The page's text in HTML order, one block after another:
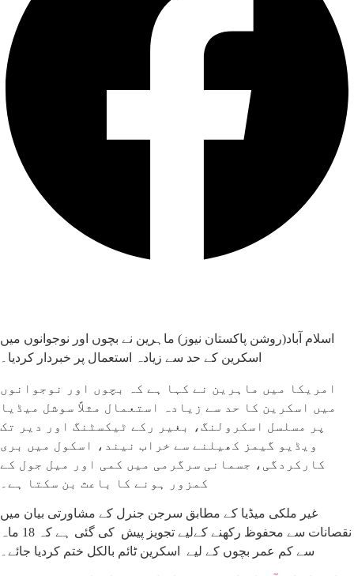
اسلام آباد(روشن پاکستان نیوز) ماہرین نے بچوں اور نوجوانوں میں
اسکرین کے حد سے زیادہ استعمال پر خبردار کردیا۔
امریکا میں ماہرین نے کہا ہے کہ بچوں اور نوجوانوں
میں اسکرین کا حد سے زیادہ استعمال مثلاً سوشل میڈیا
پر مسلسل اسکرولنگ، بغیر رکے ٹیکسٹنگ اور دیر تک
ویڈیو گیمز کھیلنے سے خراب نیند، اسکول میں بری
کارکردگی، جسمانی سرگرمی میں کمی اور میل جول کے
کمزور ہونے کا باعث بن سکتا ہے۔
غیر ملکی میڈیا کے مطابق سرجن جنرل کے مشاورتی بیان میں
نقصانات سے محفوظ رکھنے کےلیے تجویز پیش کی گئی ہے کہ 18 ماہ
سے کم عمر بچوں کے لیے اسکرین ٹائم بالکل ختم کردیا جائے۔